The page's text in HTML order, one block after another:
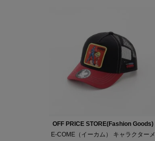
OFF PRICE STORE(Fashion Goods)
E-COME（イーカム） キャラクターメ